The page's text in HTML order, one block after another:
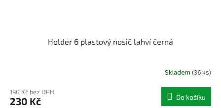
Holder 6 plastový nosič lahví černá
Skladem (36 ks)
190 Kč bez DPH
230 Kč Do košíku